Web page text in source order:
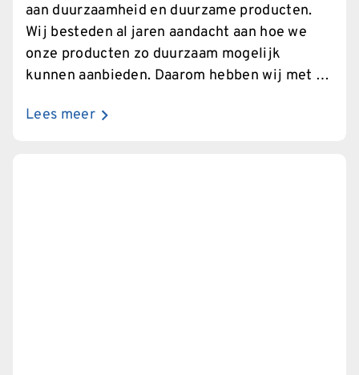
aan duurzaamheid en duurzame producten.
Wij besteden al jaren aandacht aan hoe we
onze producten zo duurzaam mogelijk
kunnen aanbieden. Daarom hebben wij met de
gemaakt welke impact onze producten op het
Lees meer